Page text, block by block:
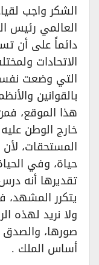
الشكر واجب
العالمي رئيس
دائماً على أن
الاتحادات
التي وضعت
بالقوانين
هذا الموقع،
خارج الوطن
المستحقات،
حياة، وفي
تقديرها أنه
يتكرر المشهد،
ولا نريد لهذه
صورها،
أساس الملك .